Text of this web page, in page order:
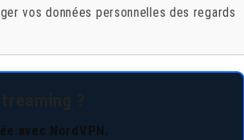
vos données personnelles des regards
avec NordVPN.